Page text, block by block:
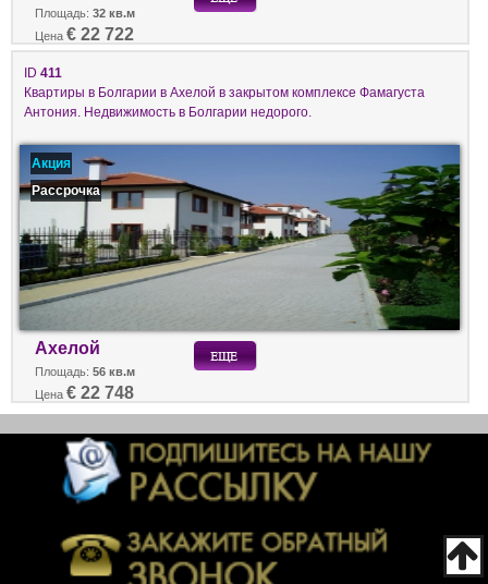
Площадь: 32 кв.м
Цена € 22 722
ID 411
Квартиры в Болгарии в Ахелой в закрытом комплексе Фамагуста
Антония. Недвижимость в Болгарии недорого.
Акция
Рассрочка
Ахелой
Площадь: 56 кв.м
Цена € 22 748